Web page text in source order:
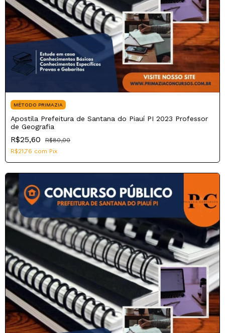
MÉTODO PRIMAZIA
Apostila Prefeitura de Santana do Piauí PI 2023 Professor
de Geografia
R$25,60
R$80,00
R$21,76 com Pix